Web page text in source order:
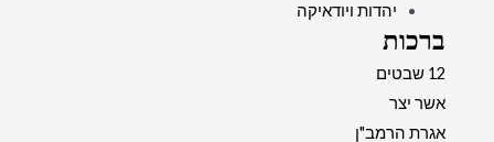
יהדות ויודאיקה
ברכות
12 שבטים
אשר יצר
אגרת הרמב"ן